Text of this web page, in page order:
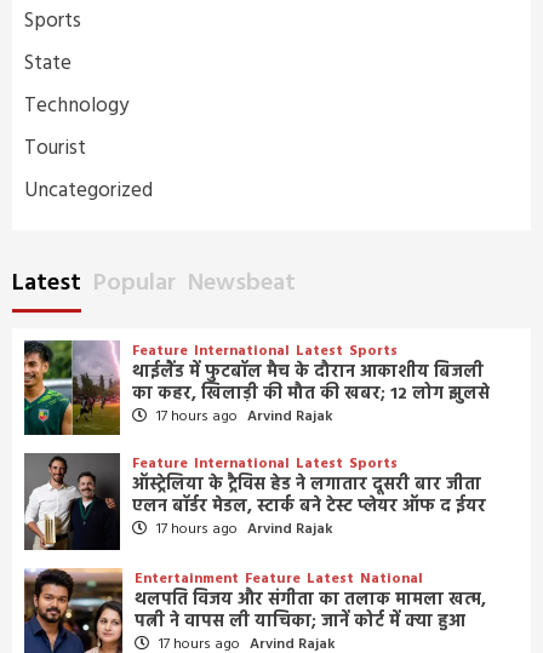
Sports
State
Technology
Tourist
Uncategorized
Latest Popular Newsbeat
Feature International Latest Sports
थाईलैंड में फुटबॉल मैच के दौरान आकाशीय बिजली
का कहर, खिलाड़ी की मौत की खबर; 12 लोग झुलसे
17 hours ago Arvind Rajak
Feature International Latest Sports
ऑस्ट्रेलिया के ट्रैविस हेड ने लगातार दूसरी बार जीता
एलन बॉर्डर मेडल, स्टार्क बने टेस्ट प्लेयर ऑफ द ईयर
17 hours ago Arvind Rajak
Entertainment Feature Latest National
थलपति विजय और संगीता का तलाक मामला खत्म,
पत्नी ने वापस ली याचिका; जानें कोर्ट में क्या हुआ
17 hours ago Arvind Rajak